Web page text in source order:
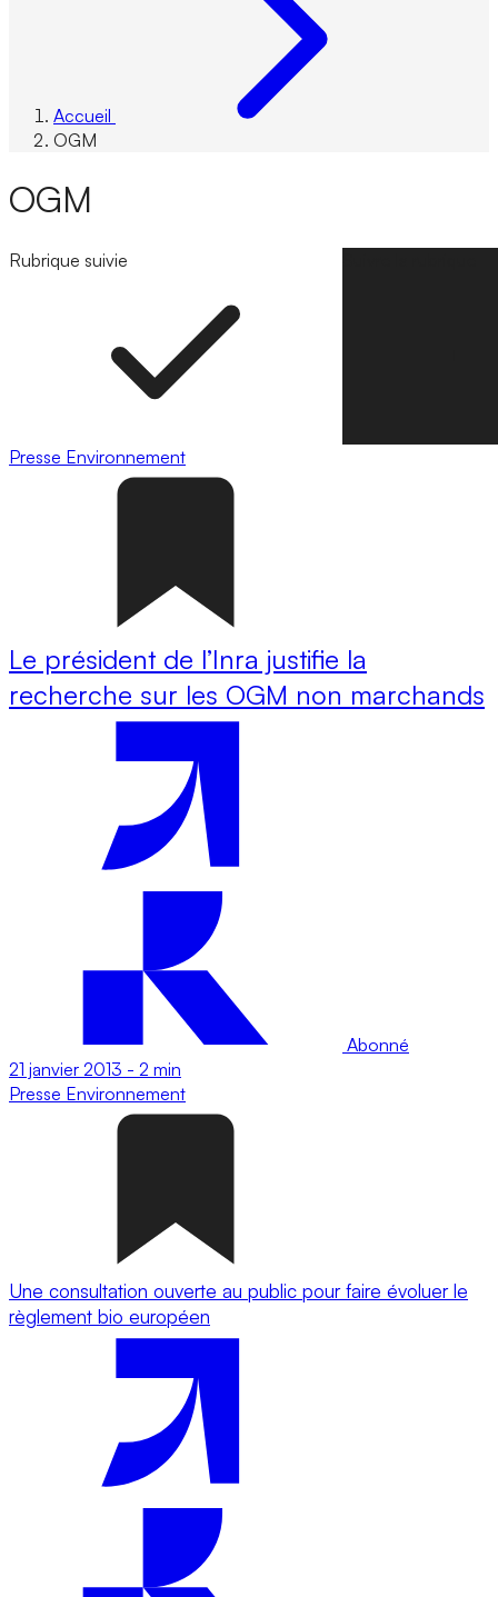
Accueil
OGM
OGM
Rubrique suivie
Presse Environnement
Le président de l’Inra justifie la
recherche sur les OGM non marchands
Abonné
21 janvier 2013 - 2 min
Presse Environnement
Une consultation ouverte au public pour faire évoluer le
règlement bio européen